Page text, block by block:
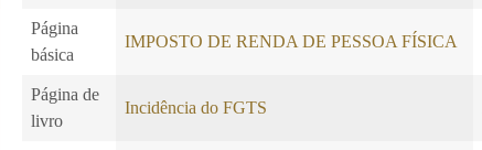
Página
básica
IMPOSTO DE RENDA DE PESSOA FÍSICA
Página de
livro
Incidência do FGTS